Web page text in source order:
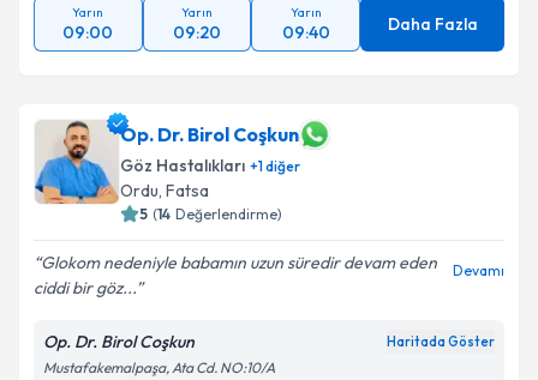
Yarın
09:00
Yarın
09:20
Yarın
09:40 Daha Fazla
Op. Dr. Birol Coşkun
Göz Hastalıkları +1diğer
Ordu, Fatsa
5 (14 Değerlendirme)
Glokom nedeniyle babamın uzun süredir devam eden
ciddi bir göz...
Devamı
Op. Dr. Birol Coşkun Haritada Göster
Mustafakemalpaşa, Ata Cd. NO:10/A